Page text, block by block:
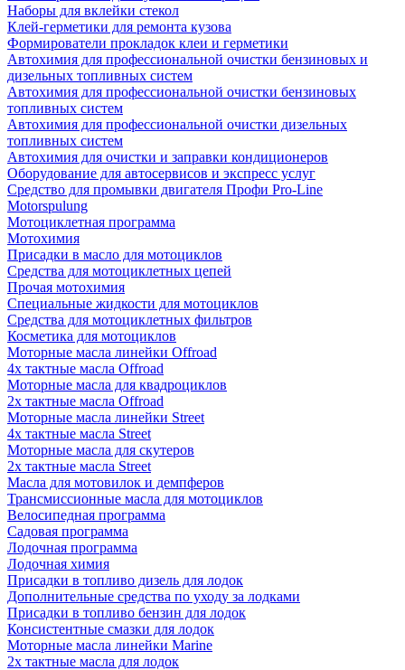
Наборы для вклейки стекол
Клей-герметики для ремонта кузова
Формирователи прокладок клеи и герметики
Автохимия для профессиональной очистки бензиновых и
дизельных топливных систем
Автохимия для профессиональной очистки бензиновых
топливных систем
Автохимия для профессиональной очистки дизельных
топливных систем
Автохимия для очистки и заправки кондиционеров
Оборудование для автосервисов и экспресс услуг
Средство для промывки двигателя Профи Pro-Line
Motorspulung
Мотоциклетная программа
Мотохимия
Присадки в масло для мотоциклов
Средства для мотоциклетных цепей
Прочая мотохимия
Специальные жидкости для мотоциклов
Средства для мотоциклетных фильтров
Косметика для мотоциклов
Моторные масла линейки Offroad
4х тактные масла Offroad
Моторные масла для квадроциклов
2х тактные масла Offroad
Моторные масла линейки Street
4х тактные масла Street
Моторные масла для скутеров
2х тактные масла Street
Масла для мотовилок и демпферов
Трансмиссионные масла для мотоциклов
Велосипедная программа
Садовая программа
Лодочная программа
Лодочная химия
Присадки в топливо дизель для лодок
Дополнительные средства по уходу за лодками
Присадки в топливо бензин для лодок
Консистентные смазки для лодок
Моторные масла линейки Marine
2х тактные масла для лодок